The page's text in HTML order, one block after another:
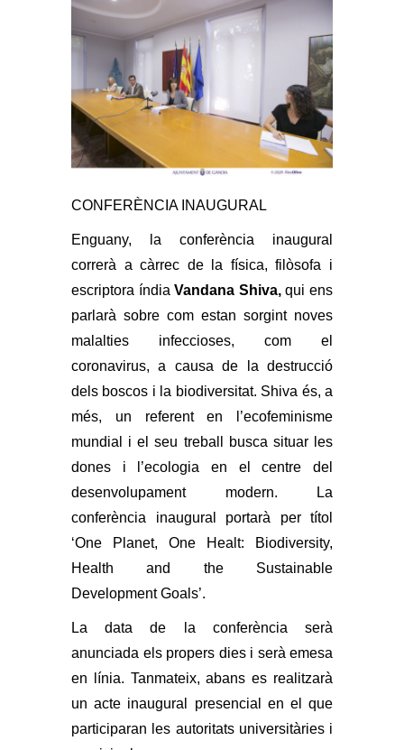
CONFERÈNCIA INAUGURAL
Enguany, la conferència inaugural
correrà a càrrec de la física, filòsofa i
escriptora índiaVandana Shiva,qui ens
parlarà sobre com estan sorgint noves
malalties infeccioses, com el
coronavirus, a causa de la destrucció
dels boscos i la biodiversitat. Shiva és, a
més, un referent en l’ecofeminisme
mundial i el seu treball busca situar les
dones i l’ecologia en el centre del
desenvolupament modern. La
conferència inaugural portarà per títol
‘One Planet, One Healt: Biodiversity,
Health and the Sustainable
Development Goals’.
La data de la conferència serà
anunciada els propers dies i serà emesa
en línia. Tanmateix, abans es realitzarà
un acte inaugural presencial en el que
participaran les autoritats universitàries i